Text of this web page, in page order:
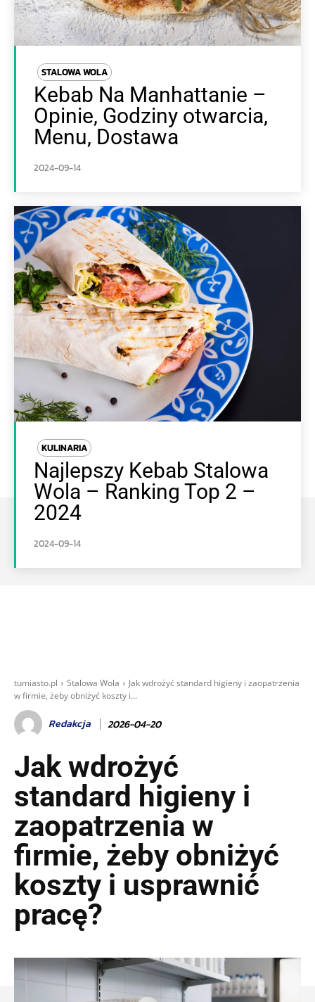
STALOWA WOLA
Kebab Na Manhattanie –
Opinie, Godziny otwarcia,
Menu, Dostawa
2024-09-14
KULINARIA
Najlepszy Kebab Stalowa
Wola – Ranking Top 2 –
2024
2024-09-14